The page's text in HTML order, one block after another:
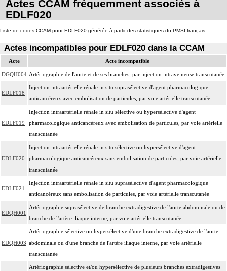
ablation. Elle inclut les responsabilités suivantes :
- décision de l'indication et choix de la technique
- choix du débit de CEC
- définition des protocoles de remplissage
4 Le pontage artériel inclut la thromboendartériectomie de contigüité.
Les actes sur le thorax, par thoracoscopie incluent l'évacuation de collection
intrathoracique associée, la pose de drain pleural et/ou péricardique.
4
Les actes sur le thorax, par thoracotomie incluent l'évacuation de collection
intrathoracique associée, la pose de drain pleural et/ou péricardique.
4
Les actes avec dérivation vasculaire [shunt] incluent la pose d'une dérivation
inerte ou pulsée, et son ablation.
4
Facturation : les suppléments de numérisation ou la radioscopie de longue
durée sous ampli de brillance (chapitre 19) ne peuvent pas être facturés avec les
actes diagnostiques ou thérapeutiques de radiologie vasculaire
Actes CCAM fréquemment associés à
EDLF020
Liste de codes CCAM pour EDLF020 générée à partir des statistiques du PMSI français
Actes incompatibles pour EDLF020 dans la CCAM
Acte Acte incompatible
DGQH004 Artériographie de l'aorte et de ses branches, par injection intraveineuse transcutanée
EDLF018
Injection intraartérielle rénale in situ suprasélective d'agent pharmacologique
anticancéreux avec embolisation de particules, par voie artérielle transcutanée
EDLF019
Injection intraartérielle rénale in situ sélective ou hypersélective d'agent
pharmacologique anticancéreux avec embolisation de particules, par voie artérielle
transcutanée
EDLF020
Injection intraartérielle rénale in situ sélective ou hypersélective d'agent
pharmacologique anticancéreux sans embolisation de particules, par voie artérielle
transcutanée
EDLF021
Injection intraartérielle rénale in situ suprasélective d'agent pharmacologique
anticancéreux sans embolisation de particules, par voie artérielle transcutanée
EDQH001
Artériographie suprasélective de branche extradigestive de l'aorte abdominale ou de
branche de l'artère iliaque interne, par voie artérielle transcutanée
EDQH003
Artériographie sélective ou hypersélective d'une branche extradigestive de l'aorte
abdominale ou d'une branche de l'artère iliaque interne, par voie artérielle
transcutanée
Artériographie sélective et/ou hypersélective de plusieurs branches extradigestives